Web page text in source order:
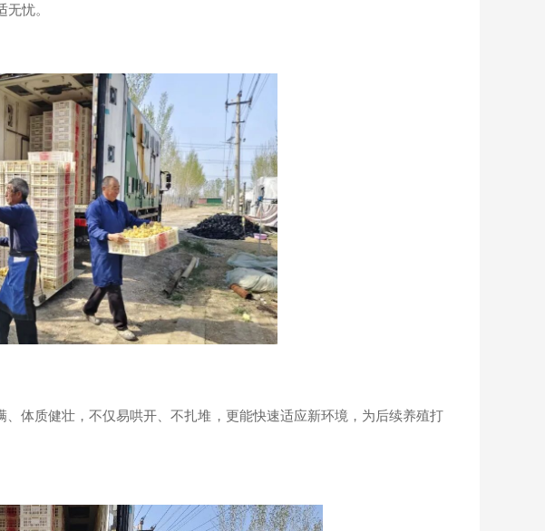
忧。
质健壮，不仅易哄开、不扎堆，更能快速适应新环境，为后续养殖打